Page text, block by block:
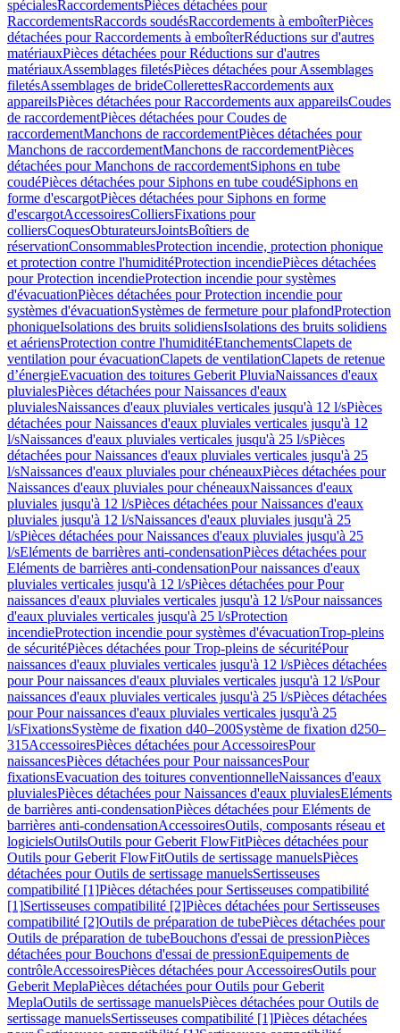
spécialesRaccordementsPièces détachées pour
RaccordementsRaccords soudésRaccordements à emboîterPièces
détachées pour Raccordements à emboîterRéductions sur d'autres
matériauxPièces détachées pour Réductions sur d'autres
matériauxAssemblages filetésPièces détachées pour Assemblages
filetésAssemblages de brideCollerettesRaccordements aux
appareilsPièces détachées pour Raccordements aux appareilsCoudes
de raccordementPièces détachées pour Coudes de
raccordementManchons de raccordementPièces détachées pour
Manchons de raccordementManchons de raccordementPièces
détachées pour Manchons de raccordementSiphons en tube
coudéPièces détachées pour Siphons en tube coudéSiphons en
forme d'escargotPièces détachées pour Siphons en forme
d'escargotAccessoiresColliersFixations pour
colliersCoquesObturateursJointsBoîtiers de
réservationConsommablesProtection incendie, protection phonique
et protection contre l'humiditéProtection incendiePièces détachées
pour Protection incendieProtection incendie pour systèmes
d'évacuationPièces détachées pour Protection incendie pour
systèmes d'évacuationSystèmes de fermeture pour plafondProtection
phoniqueIsolations des bruits solidiensIsolations des bruits solidiens
et aériensProtection contre l'humiditéEtanchementsClapets de
ventilation pour évacuationClapets de ventilationClapets de retenue
d’énergieEvacuation des toitures Geberit PluviaNaissances d'eaux
pluvialesPièces détachées pour Naissances d'eaux
pluvialesNaissances d'eaux pluviales verticales jusqu'à 12 l/sPièces
détachées pour Naissances d'eaux pluviales verticales jusqu'à 12
l/sNaissances d'eaux pluviales verticales jusqu'à 25 l/sPièces
détachées pour Naissances d'eaux pluviales verticales jusqu'à 25
l/sNaissances d'eaux pluviales pour chéneauxPièces détachées pour
Naissances d'eaux pluviales pour chéneauxNaissances d'eaux
pluviales jusqu'à 12 l/sPièces détachées pour Naissances d'eaux
pluviales jusqu'à 12 l/sNaissances d'eaux pluviales jusqu'à 25
l/sPièces détachées pour Naissances d'eaux pluviales jusqu'à 25
l/sEléments de barrières anti-condensationPièces détachées pour
Eléments de barrières anti-condensationPour naissances d'eaux
pluviales verticales jusqu'à 12 l/sPièces détachées pour Pour
naissances d'eaux pluviales verticales jusqu'à 12 l/sPour naissances
d'eaux pluviales verticales jusqu'à 25 l/sProtection
incendieProtection incendie pour systèmes d'évacuationTrop-pleins
de sécuritéPièces détachées pour Trop-pleins de sécuritéPour
naissances d'eaux pluviales verticales jusqu'à 12 l/sPièces détachées
pour Pour naissances d'eaux pluviales verticales jusqu'à 12 l/sPour
naissances d'eaux pluviales verticales jusqu'à 25 l/sPièces détachées
pour Pour naissances d'eaux pluviales verticales jusqu'à 25
l/sFixationsSystème de fixation d40–200Système de fixation d250–
315AccessoiresPièces détachées pour AccessoiresPour
naissancesPièces détachées pour Pour naissancesPour
fixationsEvacuation des toitures conventionnelleNaissances d'eaux
pluvialesPièces détachées pour Naissances d'eaux pluvialesEléments
de barrières anti-condensationPièces détachées pour Eléments de
barrières anti-condensationAccessoiresOutils, composants réseau et
logicielsOutilsOutils pour Geberit FlowFitPièces détachées pour
Outils pour Geberit FlowFitOutils de sertissage manuelsPièces
détachées pour Outils de sertissage manuelsSertisseuses
compatibilité [1]Pièces détachées pour Sertisseuses compatibilité
[1]Sertisseuses compatibilité [2]Pièces détachées pour Sertisseuses
compatibilité [2]Outils de préparation de tubePièces détachées pour
Outils de préparation de tubeBouchons d'essai de pressionPièces
détachées pour Bouchons d'essai de pressionEquipements de
contrôleAccessoiresPièces détachées pour AccessoiresOutils pour
Geberit MeplaPièces détachées pour Outils pour Geberit
MeplaOutils de sertissage manuelsPièces détachées pour Outils de
sertissage manuelsSertisseuses compatibilité [1]Pièces détachées